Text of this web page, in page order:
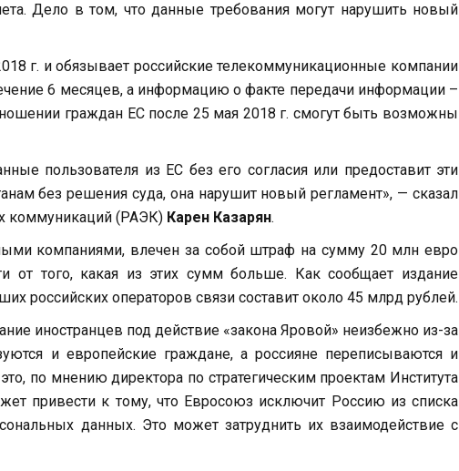
Дело в том, что данные требования могут нарушить новый
г. и обязывает российские телекоммуникационные компании
6 месяцев, а информацию о факте передачи информации –
граждан ЕС после 25 мая 2018 г. смогут быть возможны
пользователя из ЕС без его согласия или предоставит эти
без решения суда, она нарушит новый регламент», — сказал
коммуникаций (РАЭК) Карен Казарян.
компаниями, влечен за собой штраф на сумму 20 млн евро
от того, какая из этих сумм больше. Как сообщает издание
российских операторов связи составит около 45 млрд рублей.
иностранцев под действие «закона Яровой» неизбежно из-за
и европейские граждане, а россияне переписываются и
по мнению директора по стратегическим проектам Института
привести к тому, что Евросоюз исключит Россию из списка
данных. Это может затруднить их взаимодействие с